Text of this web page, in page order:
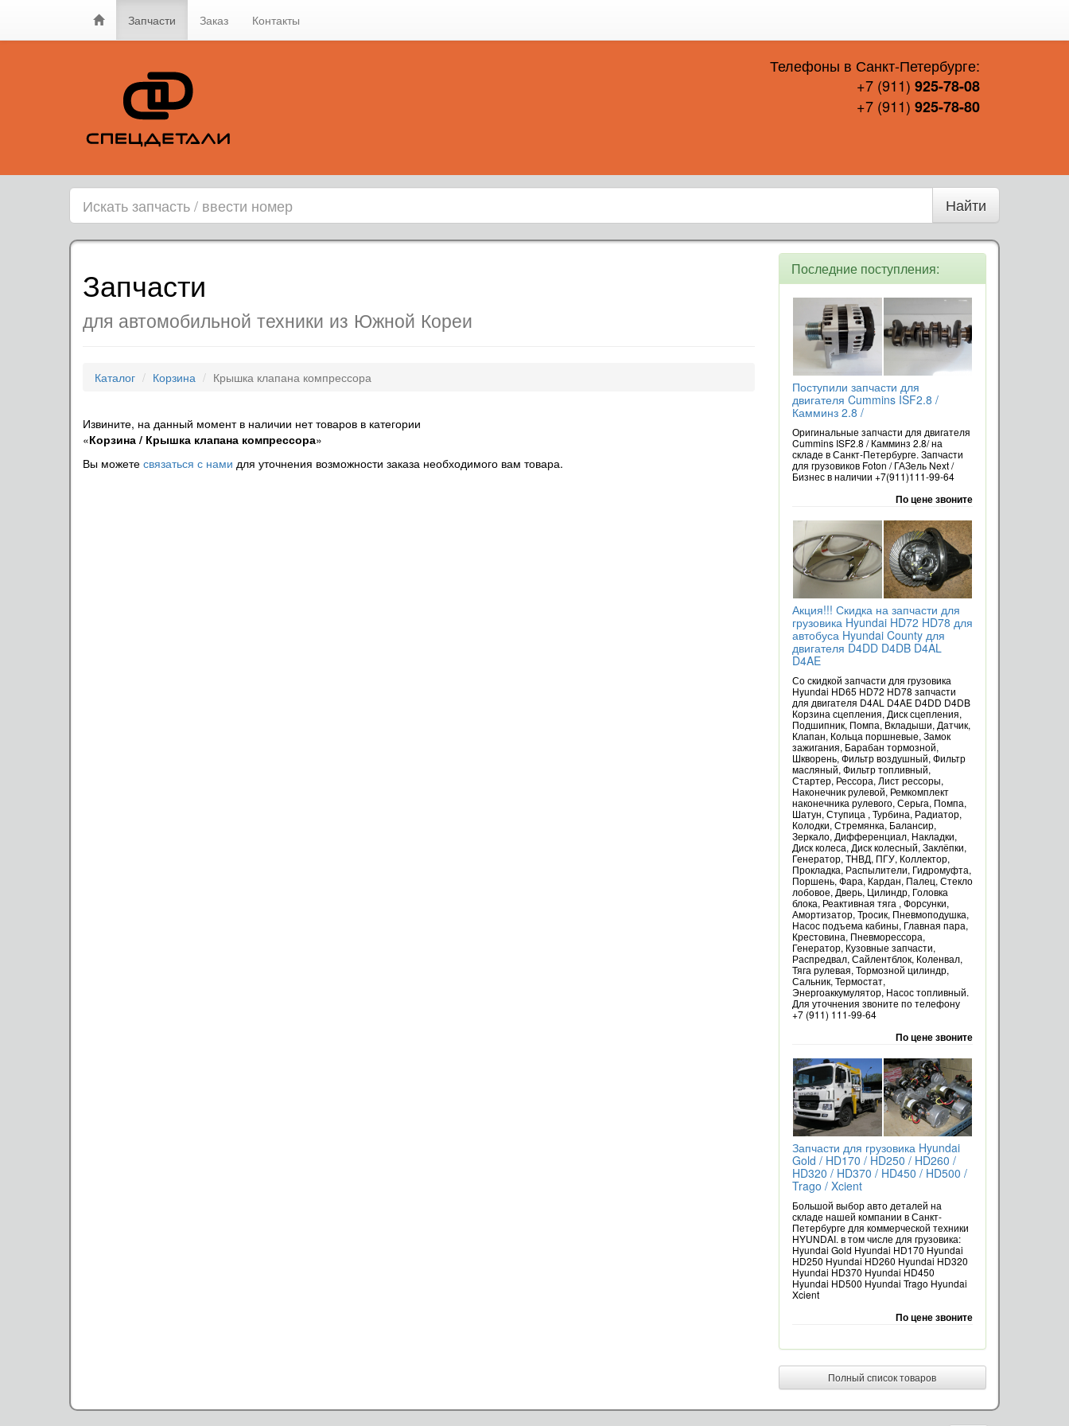
Запчасти Заказ Контакты
Телефоны в Санкт-Петербурге:
+7 (911) 925-78-08
+7 (911) 925-78-80
Найти
Запчасти
для автомобильной техники из Южной Кореи
Каталог Корзина Крышка клапана компрессора
Извините, на данный момент в наличии нет товаров в категории
«Корзина / Крышка клапана компрессора»
Вы можете связаться с нами для уточнения возможности заказа необходимого вам товара.
Последние поступления:
Поступили запчасти для
двигателя Cummins ISF2.8 /
Камминз 2.8 /
Оригинальные запчасти для двигателя
Cummins ISF2.8 / Камминз 2.8/ на
складе в Санкт-Петербурге. Запчасти
для грузовиков Foton / ГАЗель Next /
Бизнес в наличии +7(911)111-99-64
По цене звоните
Акция!!! Скидка на запчасти для
грузовика Hyundai HD72 HD78 для
автобуса Hyundai County для
двигателя D4DD D4DB D4AL
D4AE
Со скидкой запчасти для грузовика
Hyundai HD65 HD72 HD78 запчасти
для двигателя D4AL D4AE D4DD D4DB
Корзина сцепления, Диск сцепления,
Подшипник, Помпа, Вкладыши, Датчик,
Клапан, Кольца поршневые, Замок
зажигания, Барабан тормозной,
Шкворень, Фильтр воздушный, Фильтр
масляный, Фильтр топливный,
Стартер, Рессора, Лист рессоры,
Наконечник рулевой, Ремкомплект
наконечника рулевого, Серьга, Помпа,
Шатун, Ступица , Турбина, Радиатор,
Колодки, Стремянка, Балансир,
Зеркало, Дифференциал, Накладки,
Диск колеса, Диск колесный, Заклёпки,
Генератор, ТНВД, ПГУ, Коллектор,
Прокладка, Распылители, Гидромуфта,
Поршень, Фара, Кардан, Палец, Стекло
лобовое, Дверь, Цилиндр, Головка
блока, Реактивная тяга , Форсунки,
Амортизатор, Тросик, Пневмоподушка,
Насос подъема кабины, Главная пара,
Крестовина, Пневморессора,
Генератор, Кузовные запчасти,
Распредвал, Сайлентблок, Коленвал,
Тяга рулевая, Тормозной цилиндр,
Сальник, Термостат,
Энергоаккумулятор, Насос топливный.
Для уточнения звоните по телефону
+7 (911) 111-99-64
По цене звоните
Запчасти для грузовика Hyundai
Gold / HD170 / HD250 / HD260 /
HD320 / HD370 / HD450 / HD500 /
Trago / Xcient
Большой выбор авто деталей на
складе нашей компании в Санкт-
Петербурге для коммерческой техники
HYUNDAI. в том числе для грузовика:
Hyundai Gold Hyundai HD170 Hyundai
HD250 Hyundai HD260 Hyundai HD320
Hyundai HD370 Hyundai HD450
Hyundai HD500 Hyundai Trago Hyundai
Xcient
По цене звоните
Полный список товаров